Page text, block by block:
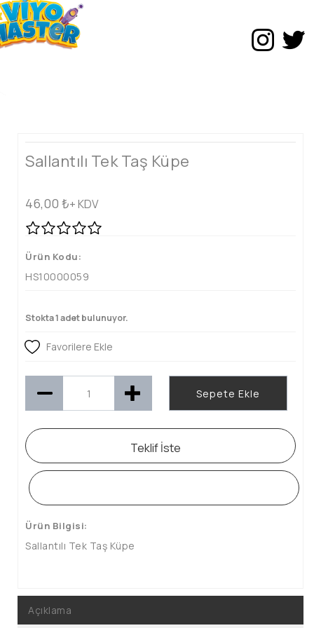
Sallantılı Tek Taş Küpe
46,00 ₺+ KDV
Ürün Kodu:
HS10000059
Stokta 1 adet bulunuyor.
Favorilere Ekle
Sepete Ekle
Teklif İste
Ürün Bilgisi:
Sallantılı Tek Taş Küpe
Açıklama